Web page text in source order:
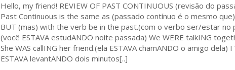
Hello, my friend! REVIEW OF PAST CONTINUOUS (revisão do
Past Continuous is the same as (passado contínuo é o mesmo
BUT (mas) with the verb be in the past.(com o verbo ser/estar no
(você ESTAVA estudANDO noite passada) We WERE talkING
She WAS callING her friend.(ela ESTAVA chamANDO o amigo
ESTAVA levantANDO dois minutos[..]